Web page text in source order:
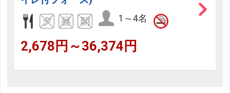
1～4名
2,678円～36,374円